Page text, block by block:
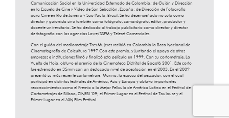
Comunicación Social en la Universidad Externado de Colombia; de Guión y Dirección
en la Escuela de Cine y Video de San Sebastián, España; de Dirección de Fotografía
para Cine en Río de Janeiro y Sao Paulo, Brasil. Se ha desempeñado no solo como
director y guionista sino también como fotógrafo, camarógrafo, editor, productor y
docente universitario. Se ha dedicado al trabajo publicitario como director y director
de fotografía con las agencias Lowe/SSPM y Teleset Comerciales.
Con el guión del mediometraje Tres Mujeres recibió en Colombia la Beca Nacional de
Cinematografía de Colcultura 1997.Con este premio, y juntando el apoyo de otras
empresas e instituciones filmó y finalizó esta película en 1999. Con su cortometraje, La
Vuelta de Hoja, obtuvo el premio de la Cinemateca Distrital de Bogotá 2001. Este corto
fue estrenado en 35mm con un destacado nivel de aceptación en el 2003. En el 2009
presentó su más reciente cortometraje: Marina, la esposa del pescador, con el cual
participó en distintos festivales de América, Asia y Europa y obtuvo importantes
reconocimientos como el Premio a la Mejor Película de América Latina en el Festival de
Cortometrajes de Bilbao, ZINEBI´09; el Primer Lugar en el Festival de Toulouse y el
Primer Lugar en el AXN Film Festival.